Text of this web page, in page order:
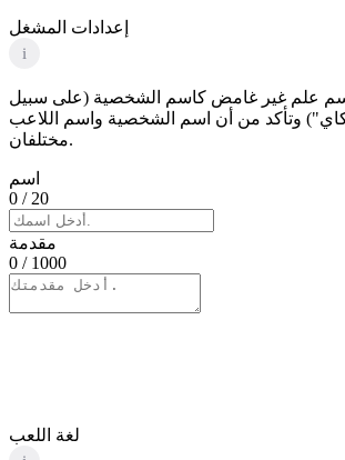
إعدادات المشغل
i
علم غير غامض كاسم الشخصية (على سبيل
وتأكد من أن اسم الشخصية واسم اللاعب
مختلفان.
اسم
0 / 20
مقدمة
0 / 1000
لغة اللعب